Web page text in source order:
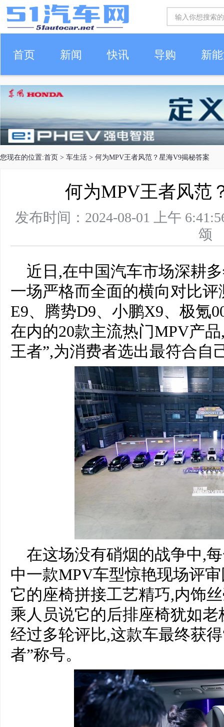
首页 新闻 快讯 导购 新
车生活
您现在的位置:首页 > 车生活 > 何为MPV王者风范？星海V9揭秘答案
何为MPV王者风范
发布时间：2024-08-01 上午
近日,在中国汽车市场深耕
一场严格而全面的横向对比
E9、腾势D9、小鹏X9、极氪
在内的20款主流热门MPV产
王者”,为消费者选出最符合自
在这场没有硝烟的战争中,
中一款MPV车型惊艳现场评
它的座椅拼接工艺精巧,内饰
乘人员说它的后排座椅犹如
经过多轮评比,这款车最终获
者”称号。